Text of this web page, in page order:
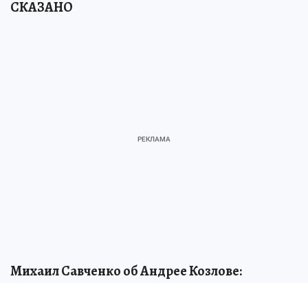
СКАЗАНО
Михаил Савченко об Андрее Козлове: